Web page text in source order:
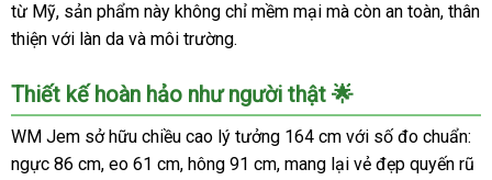
từ Mỹ, sản phẩm này không chỉ mềm mại mà còn an toàn, thân
thiện với làn da và môi trường.
Thiết kế hoàn hảo như người thật 🌟
WM Jem sở hữu chiều cao lý tưởng 164 cm với số đo chuẩn:
ngực 86 cm, eo 61 cm, hông 91 cm, mang lại vẻ đẹp quyến rũ